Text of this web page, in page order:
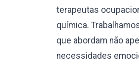
terapeutas
química.
que abordam não
necessidades